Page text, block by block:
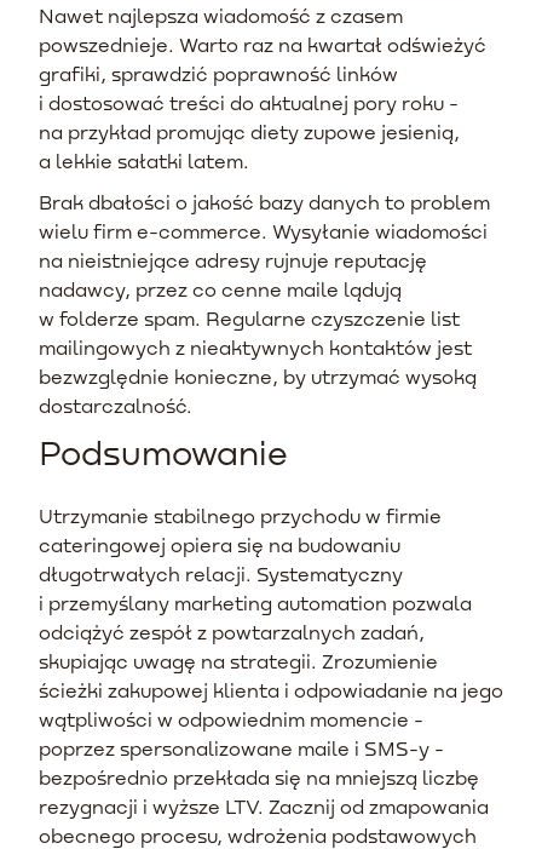
Nawet najlepsza wiadomość z czasem
powszednieje. Warto raz na kwartał odświeżyć
grafiki, sprawdzić poprawność linków
i dostosować treści do aktualnej pory roku -
na przykład promując diety zupowe jesienią,
a lekkie sałatki latem.
Brak dbałości o jakość bazy danych to problem
wielu firm e-commerce. Wysyłanie wiadomości
na nieistniejące adresy rujnuje reputację
nadawcy, przez co cenne maile lądują
w folderze spam. Regularne czyszczenie list
mailingowych z nieaktywnych kontaktów jest
bezwzględnie konieczne, by utrzymać wysoką
dostarczalność.
Podsumowanie
Utrzymanie stabilnego przychodu w firmie
cateringowej opiera się na budowaniu
długotrwałych relacji. Systematyczny
i przemyślany marketing automation pozwala
odciążyć zespół z powtarzalnych zadań,
skupiając uwagę na strategii. Zrozumienie
ścieżki zakupowej klienta i odpowiadanie na jego
wątpliwości w odpowiednim momencie -
poprzez spersonalizowane maile i SMS-y -
bezpośrednio przekłada się na mniejszą liczbę
rezygnacji i wyższe LTV. Zacznij od zmapowania
obecnego procesu, wdrożenia podstawowych